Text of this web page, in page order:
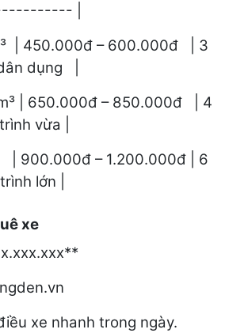
|
| 450.000đ – 600.000đ | 3
dụng |
m³ | 650.000đ – 850.000đ | 4
vừa |
| 900.000đ – 1.200.000đ | 6
lớn |
xe
xe nhanh trong ngày.